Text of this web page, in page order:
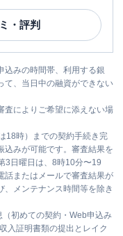
・評判
込みの時間帯、利用する銀
て、当日中の融資ができない
査によりご希望に添えない場
18時）までの契約手続き完
込みが可能です。審査結果を
3日曜日は、8時10分〜19
話またはメールで審査結果が
、メンテナンス時間等を除き
初めての契約・Web申込み
入証明書類の提出とレイク